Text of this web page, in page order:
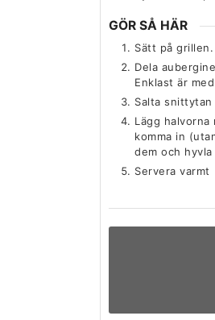
GÖR SÅ HÄR
Sätt på
Dela
Enklast är
Salta
Lägg
komma in
dem och
Servera varmt